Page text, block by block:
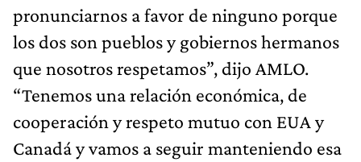
pronunciarnos a favor de ninguno porque
los dos son pueblos y gobiernos hermanos
que nosotros respetamos”, dijo AMLO.
“Tenemos una relación económica, de
cooperación y respeto mutuo con EUA y
Canadá y vamos a seguir manteniendo esa